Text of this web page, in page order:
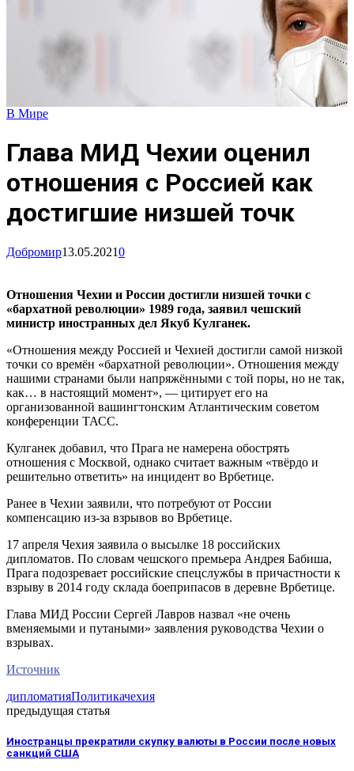
В Мире
Глава МИД Чехии оценил
отношения с Россией как
достигшие низшей точк
Добромир13.05.20210
Отношения Чехии и России достигли низшей точки с
«бархатной революции» 1989 года, заявил чешский
министр иностранных дел Якуб Кулганек.
«Отношения между Россией и Чехией достигли самой низкой
точки со времён «бархатной революции». Отношения между
нашими странами были напряжёнными с той поры, но не так,
как… в настоящий момент», — цитирует его на
организованной вашингтонским Атлантическим советом
конференции ТАСС.
Кулганек добавил, что Прага не намерена обострять
отношения с Москвой, однако считает важным «твёрдо и
решительно ответить» на инцидент во Врбетице.
Ранее в Чехии заявили, что потребуют от России
компенсацию из-за взрывов во Врбетице.
17 апреля Чехия заявила о высылке 18 российских
дипломатов. По словам чешского премьера Андрея Бабиша,
Прага подозревает российские спецслужбы в причастности к
взрыву в 2014 году склада боеприпасов в деревне Врбетице.
Глава МИД России Сергей Лавров назвал «не очень
вменяемыми и путаными» заявления руководства Чехии о
взрывах.
Источник
дипломатияПолитикачехия
предыдущая статья
Иностранцы прекратили скупку валюты в России после новых
санкций США